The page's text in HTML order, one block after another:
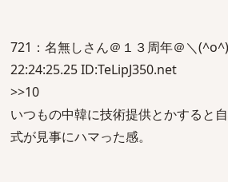
721：名無しさん＠１３周年＠＼
22:24:25.25 ID:TeLipJ350.net
>>10
いつもの中韓に技術提供とかすると
式が見事にハマった感。